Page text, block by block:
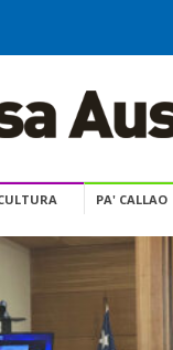
PA' CALLAO